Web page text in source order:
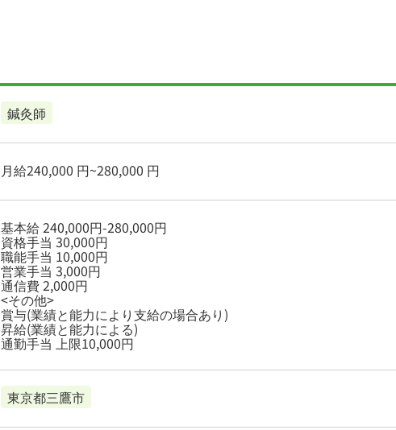
鍼灸師
月給240,000 円~280,000 円
基本給 240,000円-280,000円
資格手当 30,000円
職能手当 10,000円
営業手当 3,000円
通信費 2,000円
<その他>
賞与(業績と能力により支給の場合あり)
昇給(業績と能力による)
通勤手当 上限10,000円
東京都三鷹市